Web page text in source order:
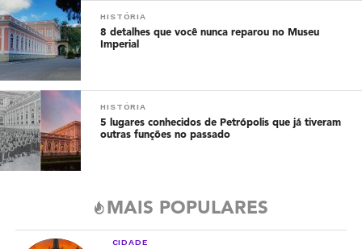
HISTÓRIA
8 detalhes que você nunca reparou no Museu
Imperial
HISTÓRIA
5 lugares conhecidos de Petrópolis que já tiveram
outras funções no passado
MAIS POPULARES
CIDADE